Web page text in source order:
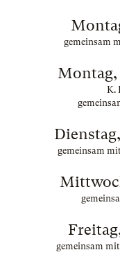
gemeinsam
Montag,
K.
gemeinsam
gemeinsam